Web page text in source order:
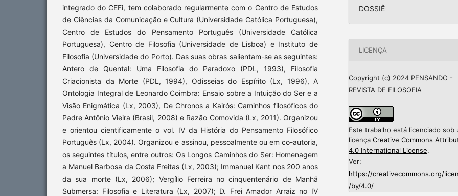
integrado do CEFi, tem colaborado regularmente com o Centro de Estudos
de Ciências da Comunicação e Cultura (Universidade Católica Portuguesa),
Centro de Estudos do Pensamento Português (Universidade Católica
Portuguesa), Centro de Filosofia (Universidade de Lisboa) e Instituto de
Filosofia (Universidade do Porto). Das suas obras salientam-se as seguintes:
Antero de Quental: Uma Filosofia do Paradoxo (PDL, 1993), Filosofia
Criacionista da Morte (PDL, 1994), Odisseias do Espírito (Lx, 1996), A
Ontologia Integral de Leonardo Coimbra: Ensaio sobre a Intuição do Ser e a
Visão Enigmática (Lx, 2003), De Chronos a Kairós: Caminhos filosóficos do
Padre Antônio Vieira (Brasil, 2008) e Razão Comovida (Lx, 2011). Organizou
e orientou cientificamente o vol. IV da História do Pensamento Filosófico
Português (Lx, 2004). Organizou e assinou, pessoalmente ou em co-autoria,
os seguintes títulos, entre outros: Os Longos Caminhos do Ser: Homenagem
a Manuel Barbosa da Costa Freitas (Lx, 2003); Immanuel Kant nos 200 anos
da sua morte (Lx, 2006); Vergílio Ferreira no cinquentenário de Manhã
Submersa: Filosofia e Literatura (Lx, 2007); D. Frei Amador Arraiz no IV
DOSSIÊ
LICENÇA
Copyright (c) 2024 PENSANDO -
REVISTA DE FILOSOFIA
Este trabalho está licenciado sob
licença Creative Commons
4.0 International License.
Ver:
https://creativecommons.org/
/by/4.0/